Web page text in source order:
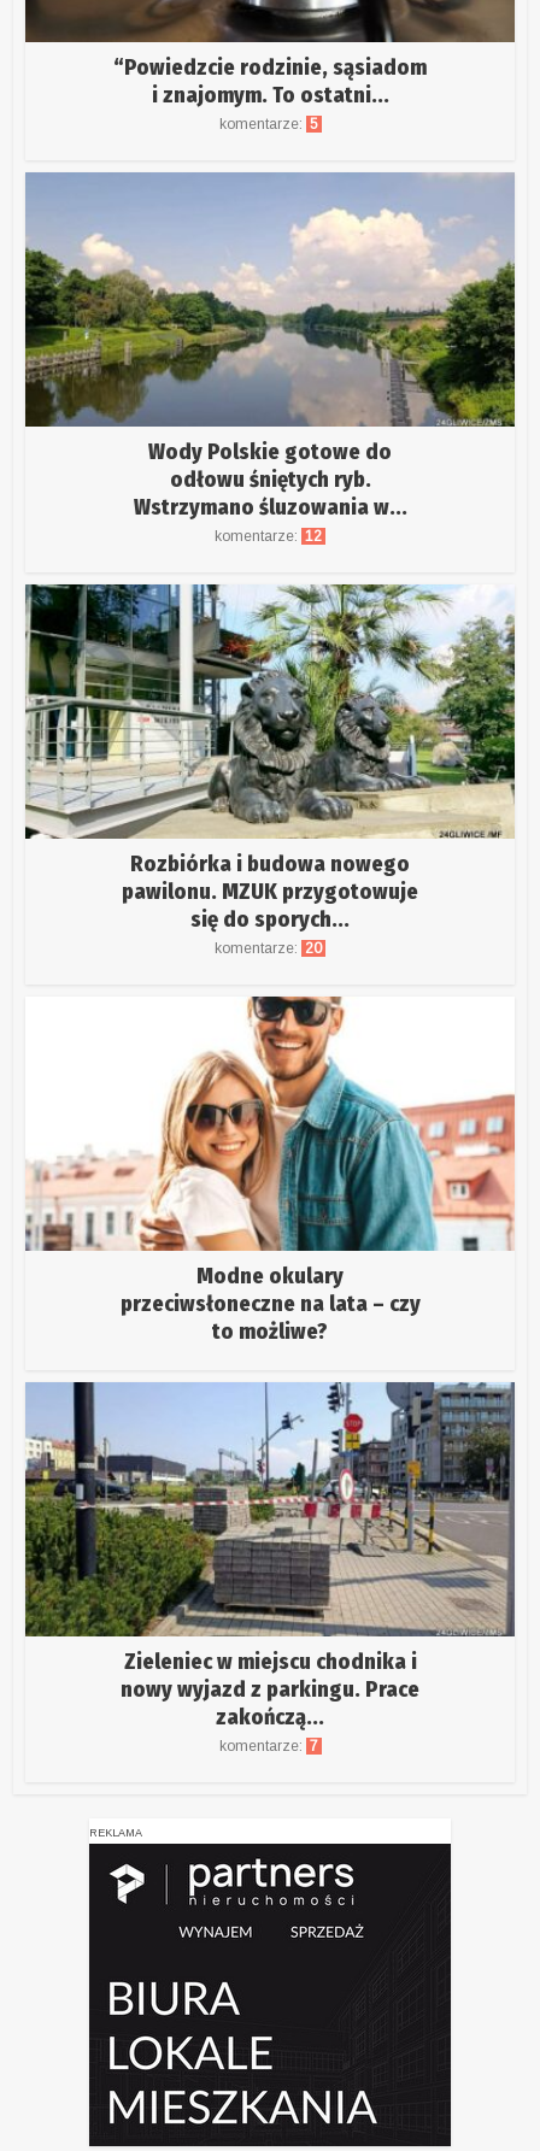
“Powiedzcie rodzinie, sąsiadom
i znajomym. To ostatni...
komentarze: 5
Wody Polskie gotowe do
odłowu śniętych ryb.
Wstrzymano śluzowania w...
komentarze: 12
Rozbiórka i budowa nowego
pawilonu. MZUK przygotowuje
się do sporych...
komentarze: 20
Modne okulary
przeciwsłoneczne na lata – czy
to możliwe?
Zieleniec w miejscu chodnika i
nowy wyjazd z parkingu. Prace
zakończą...
komentarze: 7
REKLAMA